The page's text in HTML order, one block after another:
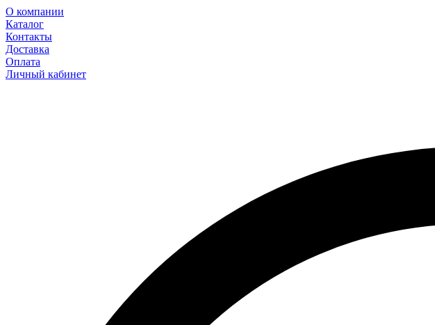
О компании
Каталог
Контакты
Доставка
Оплата
Личный кабинет